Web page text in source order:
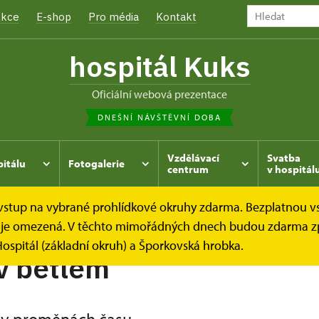
E-shop Pro média Kontakt
hospitál Kuks
oficiální webová prezentace
DNEŠNÍ NÁVŠTĚVNÍ DOBA
Fotogalerie
Vzdělávací
centrum
Svatba
v
na vybrané prohlídkové okruhy zdarma. Bezplatnou
omezená. V těchto mimořádných dnech budou zdarma
(základní okruh) a Šporkovská hrobka.
betlém